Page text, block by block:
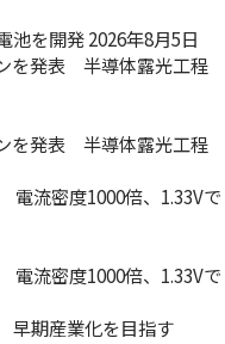
池を開発2026年8月5日
を発表 半導体露光工程
を発表 半導体露光工程
流密度1000倍、1.33Vで
流密度1000倍、1.33Vで
早期産業化を目指す